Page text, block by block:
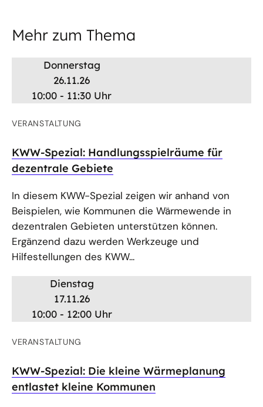
Mehr zum Thema
Donnerstag
26.11.26
10:00 - 11:30 Uhr
VERANSTALTUNG
KWW-Spezial: Handlungsspielräume für
dezentrale Gebiete
In diesem KWW-Spezial zeigen wir anhand von
Beispielen, wie Kommunen die Wärmewende in
dezentralen Gebieten unterstützen können.
Ergänzend dazu werden Werkzeuge und
Hilfestellungen des KWW...
Dienstag
17.11.26
10:00 - 12:00 Uhr
VERANSTALTUNG
KWW-Spezial: Die kleine Wärmeplanung
entlastet kleine Kommunen